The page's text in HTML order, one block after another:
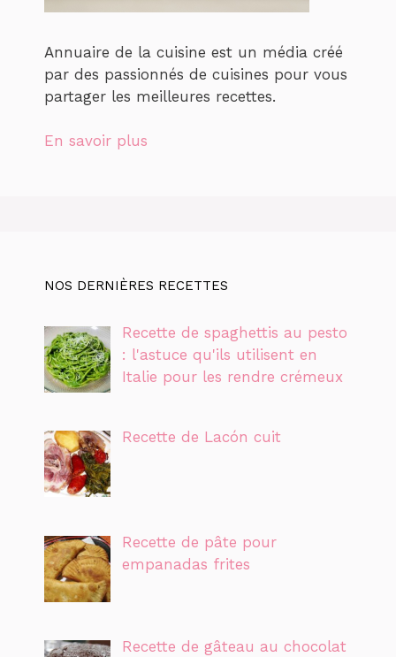
Annuaire de la cuisine est un média créé
par des passionnés de cuisines pour vous
partager les meilleures recettes.
En savoir plus
NOS DERNIÈRES RECETTES
Recette de spaghettis au pesto
: l'astuce qu'ils utilisent en
Italie pour les rendre crémeux
Recette de Lacón cuit
Recette de pâte pour
empanadas frites
Recette de gâteau au chocolat